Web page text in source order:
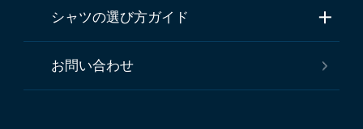
シャツの選び方ガイド
お問い合わせ